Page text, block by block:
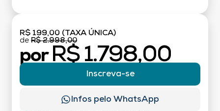
R$ 199,00 (TAXA ÚNICA)
de R$ 2.998,00
por R$ 1.798,00
Inscreva-se
Infos pelo WhatsApp